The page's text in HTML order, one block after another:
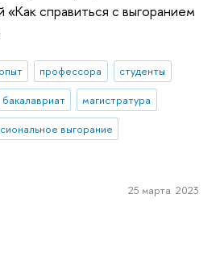
справиться с выгоранием
профессора
студенты
бакалавриат
магистратура
выгорание
25 марта 2023